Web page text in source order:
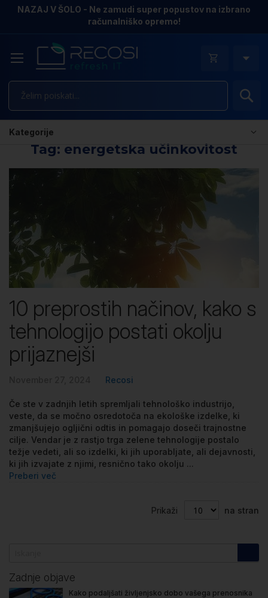
NAZAJ V ŠOLO - Ne zamudi super popustov na izbrano
računalniško opremo!
Tag: energetska učinkovitost
10 preprostih načinov, kako s
tehnologijo postati okolju
prijaznejši
Recosi
Če ste v zadnjih letih spremljali tehnološko industrijo,
veste, da se močno osredotoča na ekološke izdelke, ki
zmanjšujejo ogljični odtis in pomagajo doseči trajnostne
cilje. Vendar je z rastjo trga zelene tehnologije postalo
težje vedeti, ali so izdelki, ki jih uporabljate, ali dejavnosti,
ki jih izvajate z njimi, resnično tako okolju ...
Preberi več
Prikaži na stran
Kategorije
Zadnje objave
Kako podaljšati življenjsko dobo vašega prenosnika